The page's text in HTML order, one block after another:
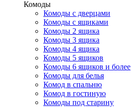
Комоды
Комоды с дверцами
Комоды с ящиками
Комоды 2 ящика
Комоды 3 ящика
Комоды 4 ящика
Комоды 5 ящиков
Комоды 6 ящиков и более
Комоды для белья
Комод в спальню
Комод в гостиную
Комоды под старину